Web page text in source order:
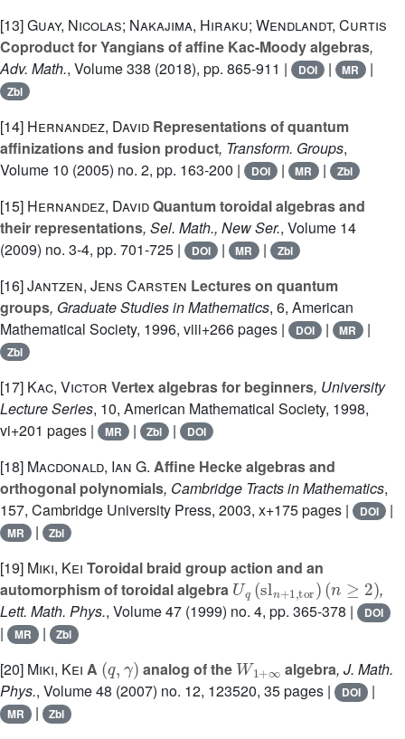
[13]Guay, Nicolas; Nakajima, Hiraku; Wendlandt, Curtis
Coproduct for Yangians of affine Kac-Moody algebras,
Adv. Math., Volume 338 (2018), pp. 865-911 | DOI | MR |
Zbl
[14] Hernandez, David Representations of quantum
affinizations and fusion product, Transform. Groups,
Volume 10 (2005) no. 2, pp. 163-200 | DOI | MR | Zbl
[15] Hernandez, DavidQuantum toroidal algebras and
their representations, Sel. Math., New Ser., Volume 14
(2009) no. 3-4, pp. 701-725 |
DOI | MR | Zbl
[16]Jantzen, Jens Carsten Lectures on quantum
groups, Graduate Studies in Mathematics, 6, American
Mathematical Society, 1996, viii+266 pages |
DOI | MR |
Zbl
[17] Kac, Victor Vertex algebras for beginners, University
Lecture Series, 10, American Mathematical Society, 1998,
vi+201 pages |
MR | Zbl | DOI
[18] Macdonald, Ian G. Affine Hecke algebras and
orthogonal polynomials, Cambridge Tracts in Mathematics,
157, Cambridge University Press, 2003, x+175 pages | DOI |
MR | Zbl
[19] Miki, Kei Toroidal braid group action and an
automorphism of toroidal algebra
Uq(sln+1,tor
(n≥2)
,
Lett. Math. Phys., Volume 47 (1999) no. 4, pp. 365-378 | DOI
| MR | Zbl
[20] Miki, Kei A
( )
analog of the
W1
algebra, J. Math.
Phys., Volume 48 (2007) no. 12, 123520, 35 pages | DOI |
MR | Zbl